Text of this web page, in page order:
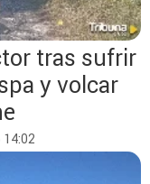
tras sufrir
y volcar